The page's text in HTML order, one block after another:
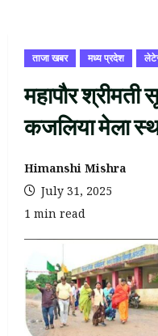
ताजा खबर मध्य प्रदेश
महापौर श्रीमती
कजलिया मेला
Himanshi Mishra
July 31, 2025
1 min read